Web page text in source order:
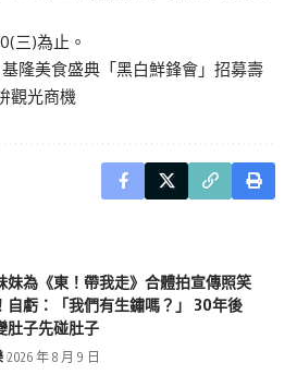
三)為止。
基隆美食盛典「黑白鮮鋒會」招募壽
觀光商機
妹為《東！帶我走》合體拍宣傳照笑
自虧：「我們有生鏽嗎？」 30年後
肚子先碰肚子
2026 年 8 月 9 日